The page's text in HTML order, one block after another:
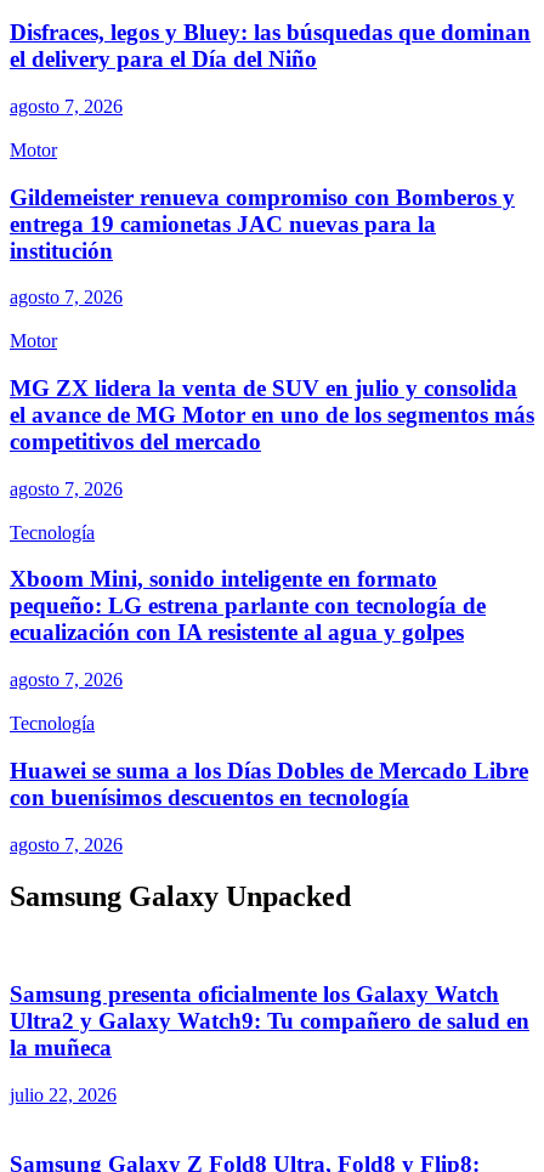
Disfraces, legos y Bluey: las búsquedas que dominan
el delivery para el Día del Niño
agosto 7, 2026
Motor
Gildemeister renueva compromiso con Bomberos y
entrega 19 camionetas JAC nuevas para la
institución
agosto 7, 2026
Motor
MG ZX lidera la venta de SUV en julio y consolida
el avance de MG Motor en uno de los segmentos más
competitivos del mercado
agosto 7, 2026
Tecnología
Xboom Mini, sonido inteligente en formato
pequeño: LG estrena parlante con tecnología de
ecualización con IA resistente al agua y golpes
agosto 7, 2026
Tecnología
Huawei se suma a los Días Dobles de Mercado Libre
con buenísimos descuentos en tecnología
agosto 7, 2026
Samsung Galaxy Unpacked
Samsung presenta oficialmente los Galaxy Watch
Ultra2 y Galaxy Watch9: Tu compañero de salud en
la muñeca
julio 22, 2026
Samsung Galaxy Z Fold8 Ultra, Fold8 y Flip8: